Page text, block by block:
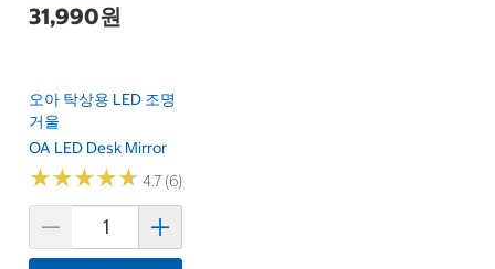
31,990원
오아 탁상용 LED 조명
거울
OA LED Desk Mirror
★★★★★
★★★★★ 4.7 (6)